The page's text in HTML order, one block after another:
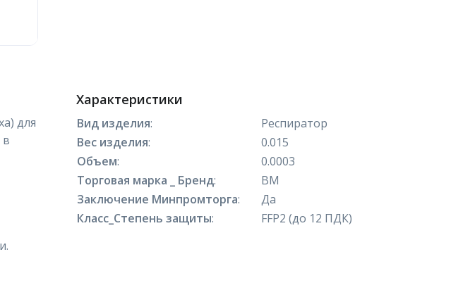
для
Характеристики
Вид изделия:
Респиратор
Вес изделия:
0.015
Объем:
0.0003
Торговая марка _ Бренд:
ВМ
Заключение Минпромторга:
Да
Класс_Степень защиты: FFP2 (до 12 ПДК)